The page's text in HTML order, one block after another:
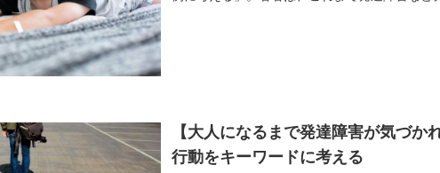
【大人になるまで発達障害が気づか
行動をキーワードに考える